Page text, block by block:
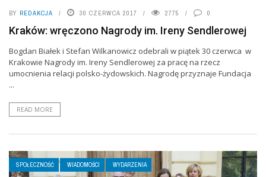
BY REDAKCJA 30 CZERWCA 2017 2775 0
Kraków: wręczono Nagrody im. Ireny Sendlerowej
Bogdan Białek i Stefan Wilkanowicz odebrali w piątek 30 czerwca w
Krakowie Nagrody im. Ireny Sendlerowej za pracę na rzecz
umocnienia relacji polsko-żydowskich. Nagrodę przyznaje Fundacja
...
READ MORE
SPOŁECZNOŚĆ WIADOMOŚCI WYDARZENIA